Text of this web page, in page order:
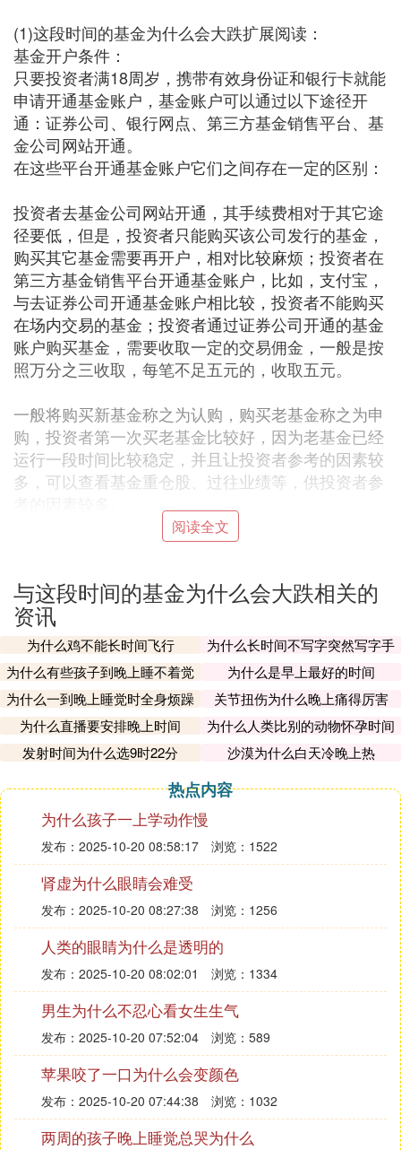
(1)这段时间的基金为什么会大跌扩展阅读：
基金开户条件：
只要投资者满18周岁，携带有效身份证和银行卡就能
申请开通基金账户，基金账户可以通过以下途径开
通：证券公司、银行网点、第三方基金销售平台、基
金公司网站开通。
在这些平台开通基金账户它们之间存在一定的区别：
投资者去基金公司网站开通，其手续费相对于其它途
径要低，但是，投资者只能购买该公司发行的基金，
购买其它基金需要再开户，相对比较麻烦；投资者在
第三方基金销售平台开通基金账户，比如，支付宝，
与去证券公司开通基金账户相比较，投资者不能购买
在场内交易的基金；投资者通过证券公司开通的基金
账户购买基金，需要收取一定的交易佣金，一般是按
照万分之三收取，每笔不足五元的，收取五元。
一般将购买新基金称之为认购，购买老基金称之为申
购，投资者第一次买老基金比较好，因为老基金已经
运行一段时间比较稳定，并且让投资者参考的因素较
多，可以查看基金重仓股、过往业绩等，供投资者参
而新基金有3个月的封闭期，建仓期也比较长（6个月
加上新基金没有过往业绩作为参考，不确定因素较
多。
基金申购和基金认购存在以下的区别：
1、时间上的不同
基金申购，一般在基金成立之后，而基金认购一般在
基金的募集期间，且在认购期内产生的利息等基金成
立时，自动转换为投资者的基金份额，即利息收入增
2、费率不同
基金在认购期间，上市公司为了尽快募集到资金，会
进行认购费率打折操作，导致其认购费率一般要低于
基金申购费率。
3、交易方式上的不同
基金认购之后，投资者需要等到基金封闭期结束之
后，才能进行赎回操作，而基金申购，一般在下一个
交易日，投资者才能进行卖出操作，同时，基金认购
之后存在较久的封闭期，这会增加投资者持有基金的
不确定性风险。
阅读全文
与这段时间的基金为什么会大跌相关的
资讯
为什么鸡不能长时间飞行
为什么长时间不写字突然写字手
会不习惯
为什么有些孩子到晚上睡不着觉
为什么是早上最好的时间
为什么一到晚上睡觉时全身烦躁
关节扭伤为什么晚上痛得厉害
为什么直播要安排晚上时间
为什么人类比别的动物怀孕时间
长
发射时间为什么选9时22分 沙漠为什么白天冷晚上热
热点内容
为什么孩子一上学动作慢
发布：2025-10-20 08:58:17 浏览：1522
肾虚为什么眼睛会难受
发布：2025-10-20 08:27:38 浏览：1256
人类的眼睛为什么是透明的
发布：2025-10-20 08:02:01 浏览：1334
男生为什么不忍心看女生生气
发布：2025-10-20 07:52:04 浏览：589
苹果咬了一口为什么会变颜色
发布：2025-10-20 07:44:38 浏览：1032
两周的孩子晚上睡觉总哭为什么